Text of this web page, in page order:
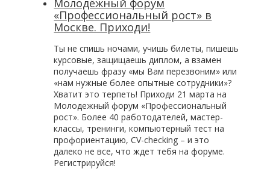
«Профессиональный рост» в
Москве. Приходи!
Ты не спишь ночами, учишь билеты, пишешь
курсовые, защищаешь диплом, а взамен
получаешь фразу «мы Вам перезвоним» или
«нам нужные более опытные сотрудники»?
Хватит это терпеть! Приходи 21 марта на
Молодежный форум «Профессиональный
рост». Более 40 работодателей, мастер-
классы, тренинги, компьютерный тест на
профориентацию, CV-checking – и это
далеко не все, что ждет тебя на форуме.
Регистрируйся!